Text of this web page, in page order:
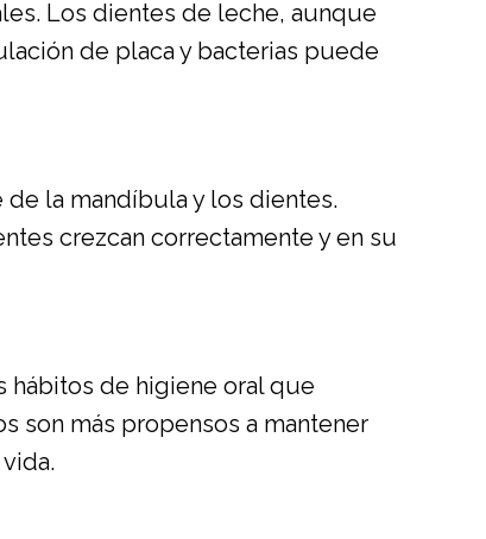
Los dientes de leche, aunque
de placa y bacterias puede
la mandíbula y los dientes.
crezcan correctamente y en su
hábitos de higiene oral que
son más propensos a mantener